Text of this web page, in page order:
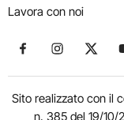
Lavora con noi
Seguici suSeguici su
Sito realizzato con il
n. 385 del 19/10/